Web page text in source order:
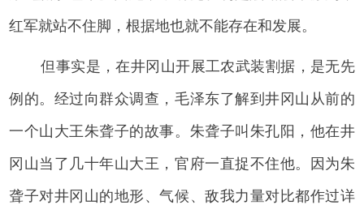
红军就站不住脚，根据地也就不能存在和发展。
但事实是，在井冈山开展工农武装割据，是无先
例的。经过向群众调查，毛泽东了解到井冈山从前的
一个山大王朱聋子的故事。朱聋子叫朱孔阳，他在井
冈山当了几十年山大王，官府一直捉不住他。因为朱
聋子对井冈山的地形、气候、敌我力量对比都作过详